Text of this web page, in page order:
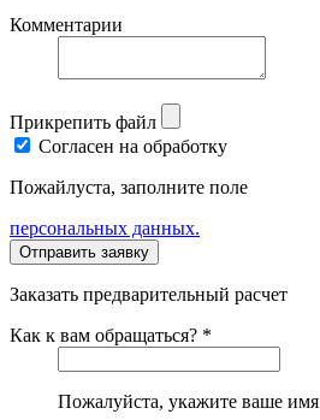
Комментарии
Прикрепить файл
Согласен на обработку
Пожайлуста, заполните поле
персональных данных.
Заказать предварительный расчет
Как к вам обращаться? *
Пожалуйста, укажите ваше имя